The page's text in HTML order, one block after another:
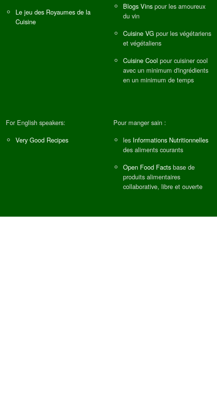
Le jeu des Royaumes de la
Cuisine
Blogs Vins pour les amoureux
du vin
Cuisine VG pour les végétariens
et végétaliens
Cuisine Cool pour cuisiner cool
avec un minimum d'ingrédients
en un minimum de temps
For English speakers:
Very Good Recipes
Pour manger sain :
les Informations Nutritionnelles
des aliments courants
Open Food Facts base de
produits alimentaires
collaborative, libre et ouverte